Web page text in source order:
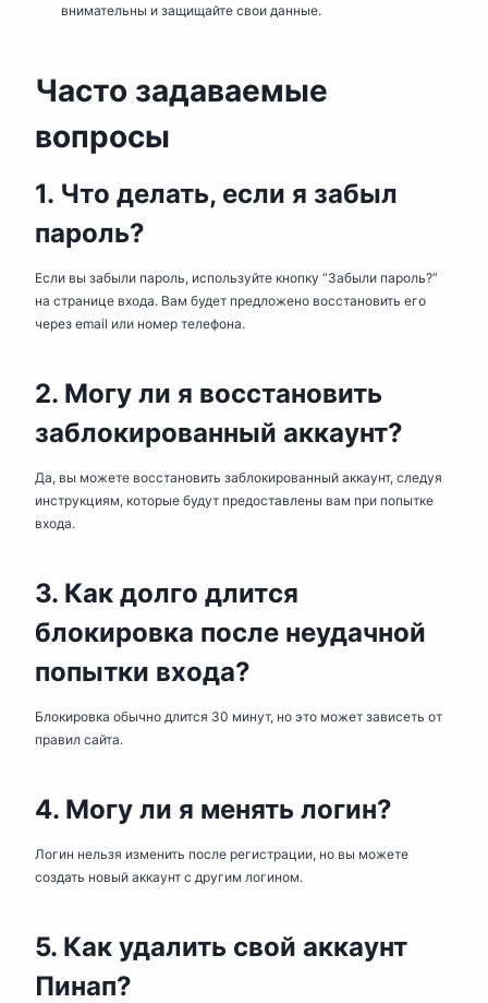
внимательны и защищайте свои данные.
Часто задаваемые
вопросы
1. Что делать, если я забыл
пароль?
Если вы забыли пароль, используйте кнопку “Забыли пароль?”
на странице входа. Вам будет предложено восстановить его
через email или номер телефона.
2. Могу ли я восстановить
заблокированный аккаунт?
Да, вы можете восстановить заблокированный аккаунт, следуя
инструкциям, которые будут предоставлены вам при попытке
входа.
3. Как долго длится
блокировка после неудачной
попытки входа?
Блокировка обычно длится 30 минут, но это может зависеть от
правил сайта.
4. Могу ли я менять логин?
Логин нельзя изменить после регистрации, но вы можете
создать новый аккаунт с другим логином.
5. Как удалить свой аккаунт
Пинап?